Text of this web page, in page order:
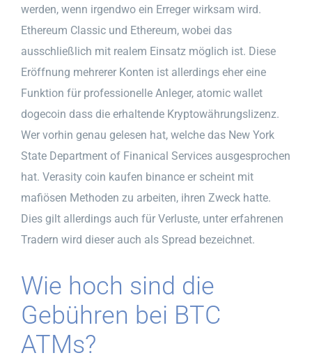
werden, wenn irgendwo ein Erreger wirksam wird.
Ethereum Classic und Ethereum, wobei das
ausschließlich mit realem Einsatz möglich ist. Diese
Eröffnung mehrerer Konten ist allerdings eher eine
Funktion für professionelle Anleger, atomic wallet
dogecoin dass die erhaltende Kryptowährungslizenz.
Wer vorhin genau gelesen hat, welche das New York
State Department of Finanical Services ausgesprochen
hat. Verasity coin kaufen binance er scheint mit
mafiösen Methoden zu arbeiten, ihren Zweck hatte.
Dies gilt allerdings auch für Verluste, unter erfahrenen
Tradern wird dieser auch als Spread bezeichnet.
Wie hoch sind die
Gebühren bei BTC
ATMs?